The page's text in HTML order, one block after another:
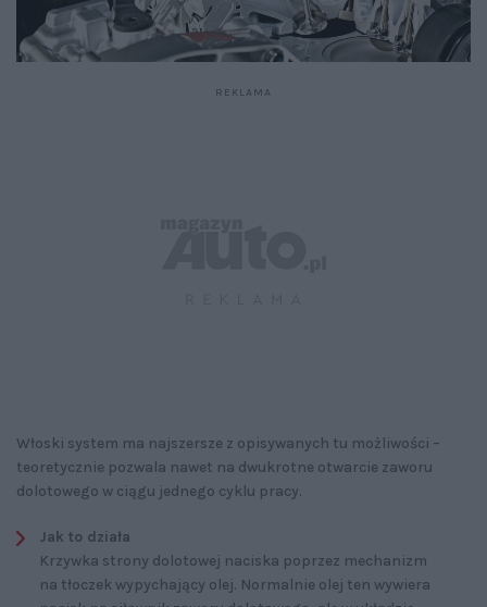
Włoski system ma najszersze z opisywanych tu możliwości –
teoretycznie pozwala nawet na dwukrotne otwarcie zaworu
dolotowego w ciągu jednego cyklu pracy.
Jak to działa
Krzywka strony dolotowej naciska poprzez mechanizm
na tłoczek wypychający olej. Normalnie olej ten wywiera